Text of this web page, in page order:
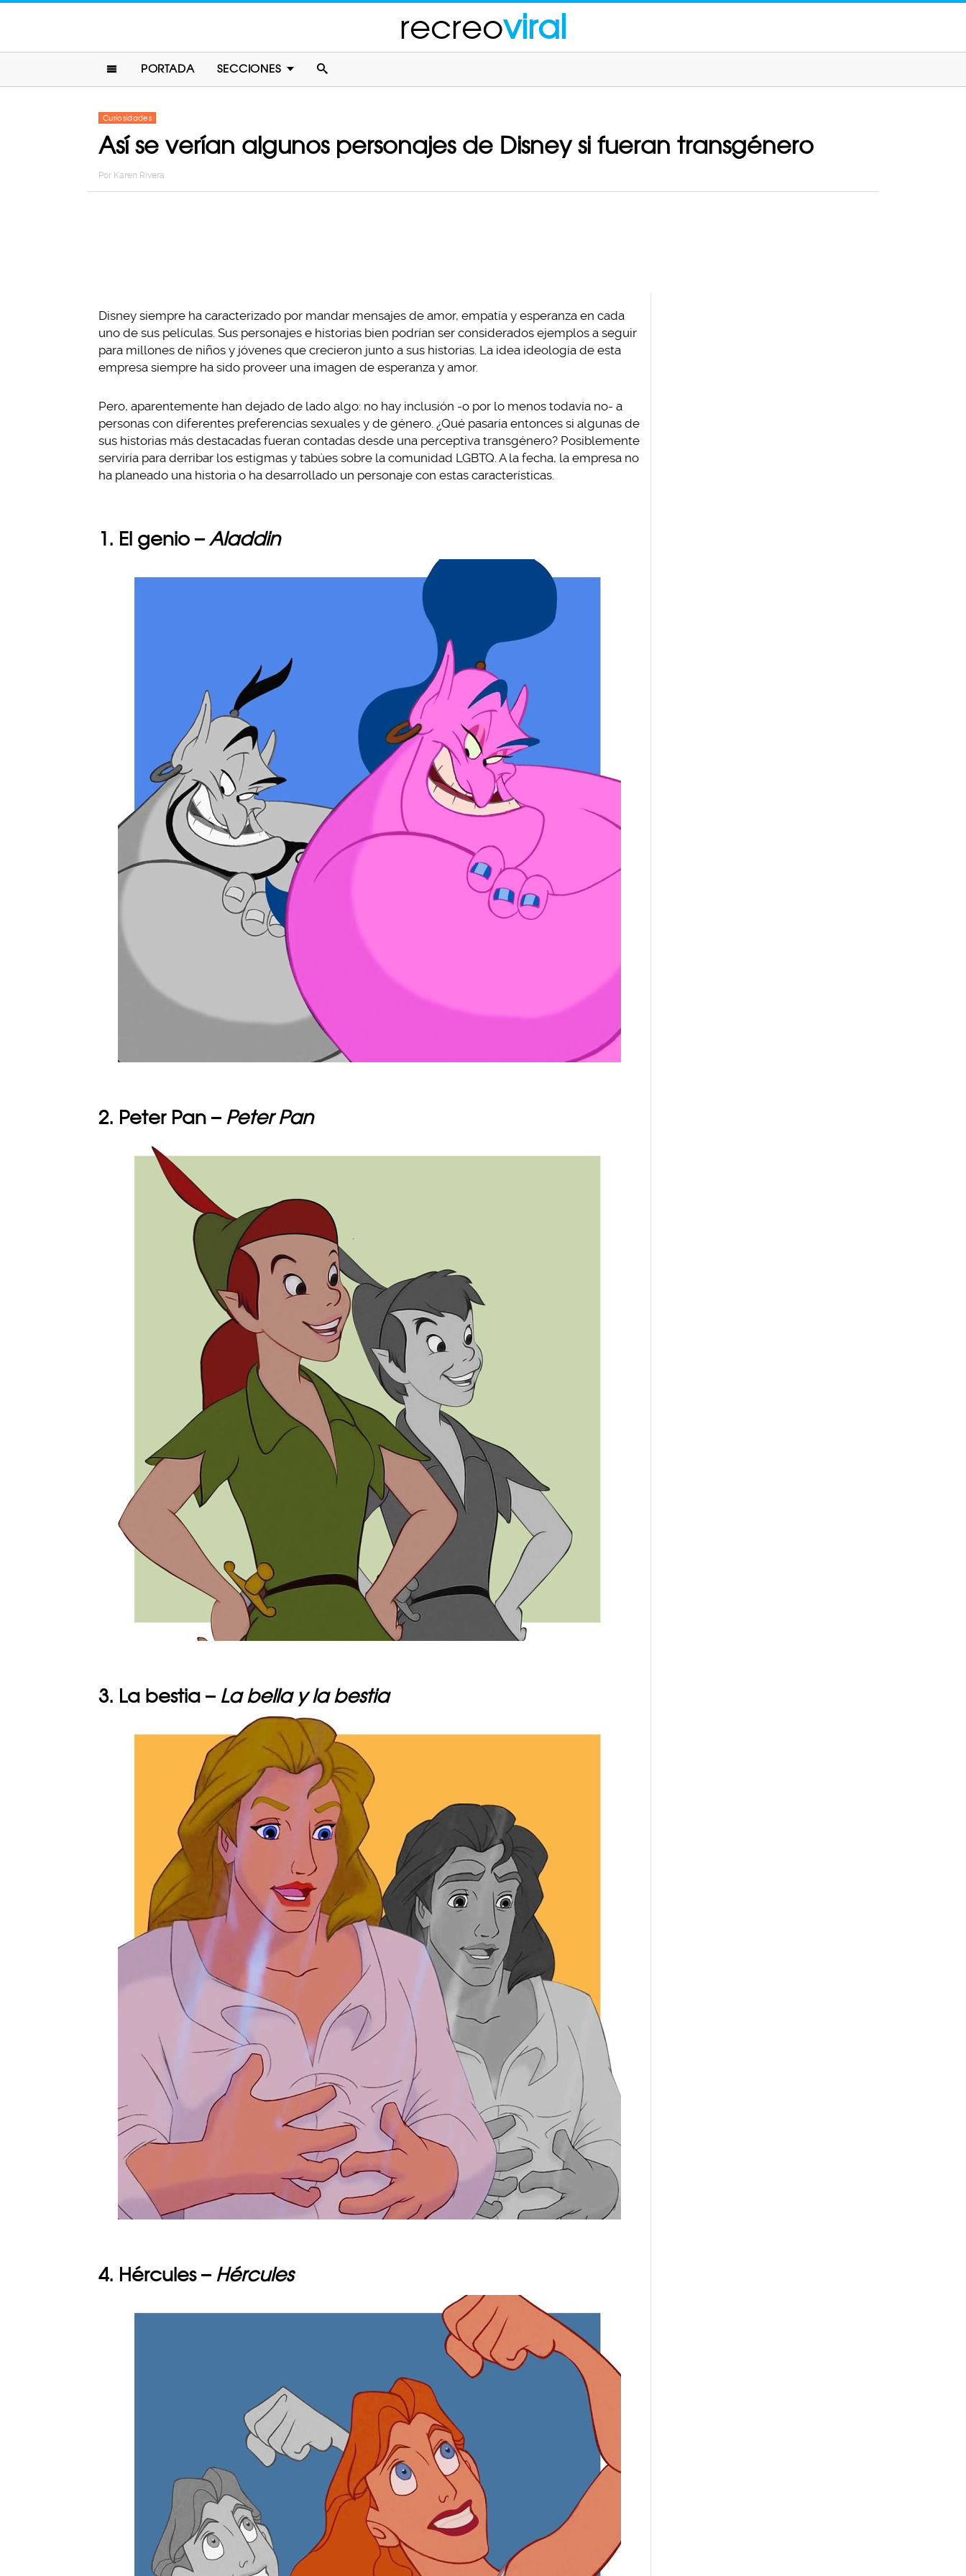
recreoviral
PORTADA SECCIONES
Curiosidades
Así se verían algunos personajes de Disney si fueran transgénero
Por Karen Rivera
Disney siempre ha caracterizado por mandar mensajes de amor, empatía y esperanza en cada
uno de sus películas. Sus personajes e historias bien podrían ser considerados ejemplos a seguir
para millones de niños y jóvenes que crecieron junto a sus historias. La idea ideología de esta
empresa siempre ha sido proveer una imagen de esperanza y amor.
Pero, aparentemente han dejado de lado algo: no hay inclusión -o por lo menos todavía no- a
personas con diferentes preferencias sexuales y de género. ¿Qué pasaría entonces si algunas de
sus historias más destacadas fueran contadas desde una perceptiva transgénero? Posiblemente
serviría para derribar los estigmas y tabúes sobre la comunidad LGBTQ. A la fecha, la empresa no
ha planeado una historia o ha desarrollado un personaje con estas características.
1. El genio –Aladdin
2. Peter Pan – Peter Pan
3. La bestia – La bella y la bestia
4. Hércules – Hércules